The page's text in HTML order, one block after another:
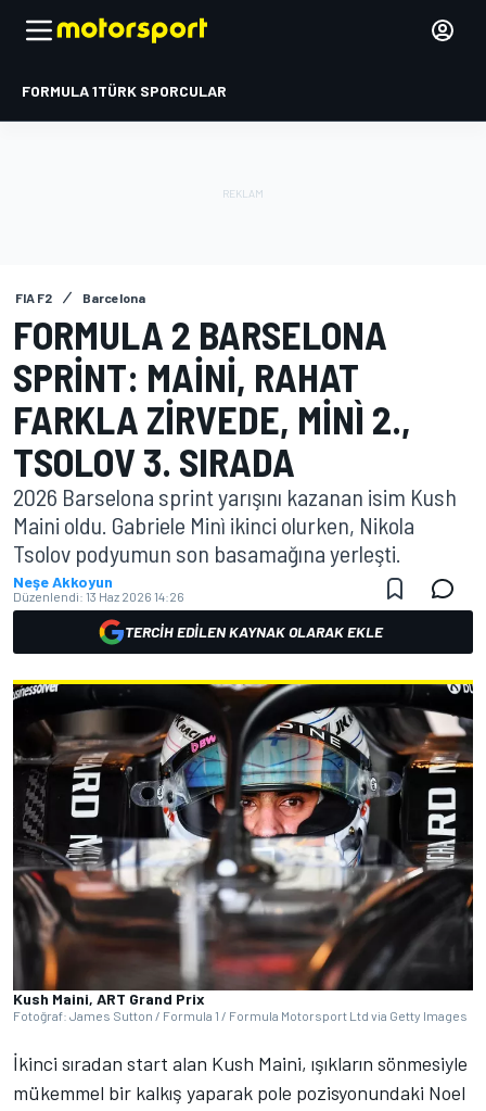
FORMULA 1TÜRK SPORCULAR
FIA F2 Barcelona
FORMULA 2 BARSELONA
SPRINT: MAINI, RAHAT
FARKLA ZIRVEDE, MINÌ 2.,
TSOLOV 3. SIRADA
2026 Barselona sprint yarışını kazanan isim Kush
Maini oldu. Gabriele Minì ikinci olurken, Nikola
Tsolov podyumun son basamağına yerleşti.
Neşe Akkoyun
Düzenlendi: 13 Haz 2026 14:26
TERCIH EDILEN KAYNAK OLARAK EKLE
Kush Maini, ART Grand Prix
Fotoğraf: James Sutton / Formula 1 / Formula Motorsport Ltd via Getty Images
İkinci sıradan start alan Kush Maini, ışıkların sönmesiyle
mükemmel bir kalkış yaparak pole pozisyonundaki Noel